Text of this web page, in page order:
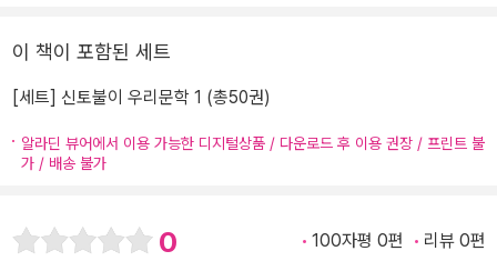
이 책이 포함된 세트
[세트] 신토불이 우리문학 1 (총50권)
알라딘 뷰어에서 이용 가능한 디지털상품 / 다운로드 후 이용 권장 / 프린트 불
가 / 배송 불가
0 100자평 0편 리뷰 0편